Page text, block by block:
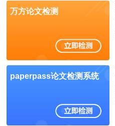
万方论文检测
paperpass论文检测系统